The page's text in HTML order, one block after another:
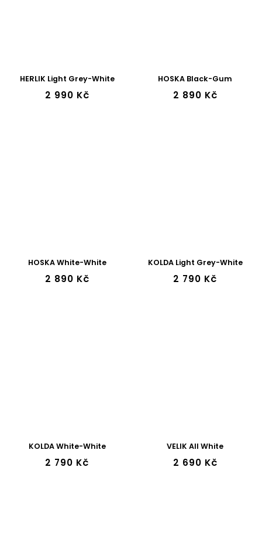
HERLIK Light Grey-White
2 990 Kč
HOSKA Black-Gum
2 890 Kč
HOSKA White-White
2 890 Kč
KOLDA Light Grey-White
2 790 Kč
KOLDA White-White
2 790 Kč
VELIK All White
2 690 Kč